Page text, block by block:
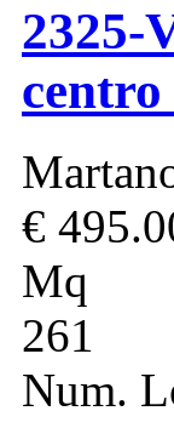
2325-
€
Mq
261
Num.